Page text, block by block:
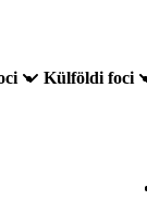
Külföldi foci